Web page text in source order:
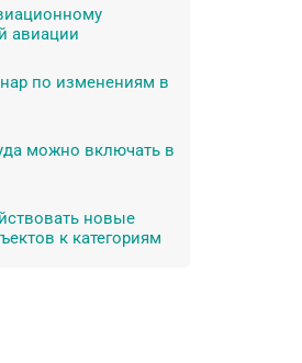
авиации
по изменениям в
можно включать в
новые
к категориям